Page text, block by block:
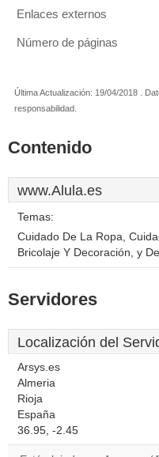
Enlaces externos
Número de páginas
Última Actualización: 19/04/2018 .
responsabilidad.
Contenido
www.Alula.es
Temas:
Cuidado De La Ropa,
Bricolaje Y Decoración, y
Servidores
Localización del
Arsys.es
Almeria
Rioja
España
36.95, -2.45